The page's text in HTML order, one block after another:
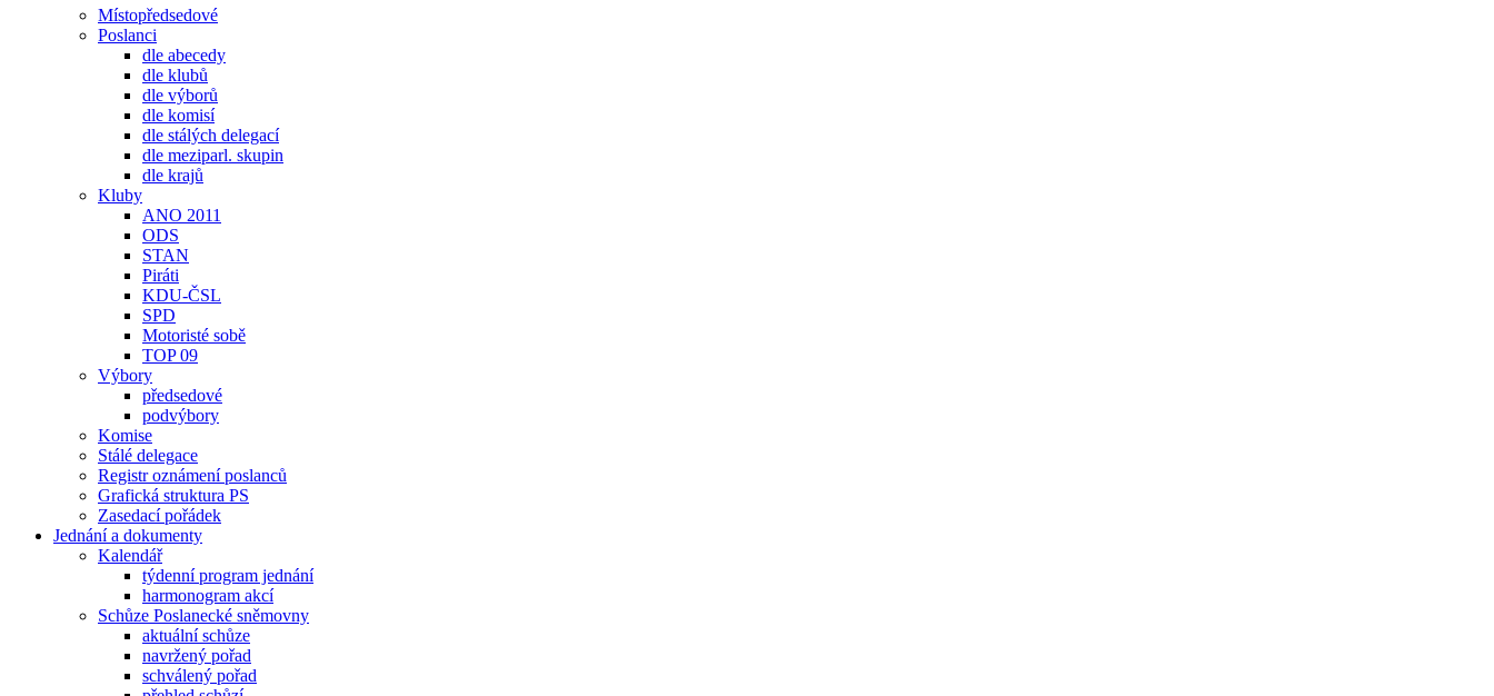
Místopředsedové
Poslanci
dle abecedy
dle klubů
dle výborů
dle komisí
dle stálých delegací
dle meziparl. skupin
dle krajů
Kluby
ANO 2011
ODS
STAN
Piráti
KDU-ČSL
SPD
Motoristé sobě
TOP 09
Výbory
předsedové
podvýbory
Komise
Stálé delegace
Registr oznámení poslanců
Grafická struktura PS
Zasedací pořádek
Jednání a dokumenty
Kalendář
týdenní program jednání
harmonogram akcí
Schůze Poslanecké sněmovny
aktuální schůze
navržený pořad
schválený pořad